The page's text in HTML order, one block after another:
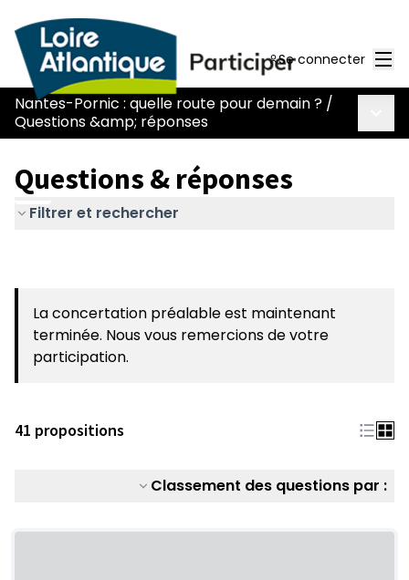
Se connecter
Nantes-Pornic : quelle route pour demain ? /
Questions &amp; réponses
Questions & réponses
Filtrer et rechercher
La concertation préalable est maintenant
terminée. Nous vous remercions de votre
participation.
41 propositions
Classement des questions par :